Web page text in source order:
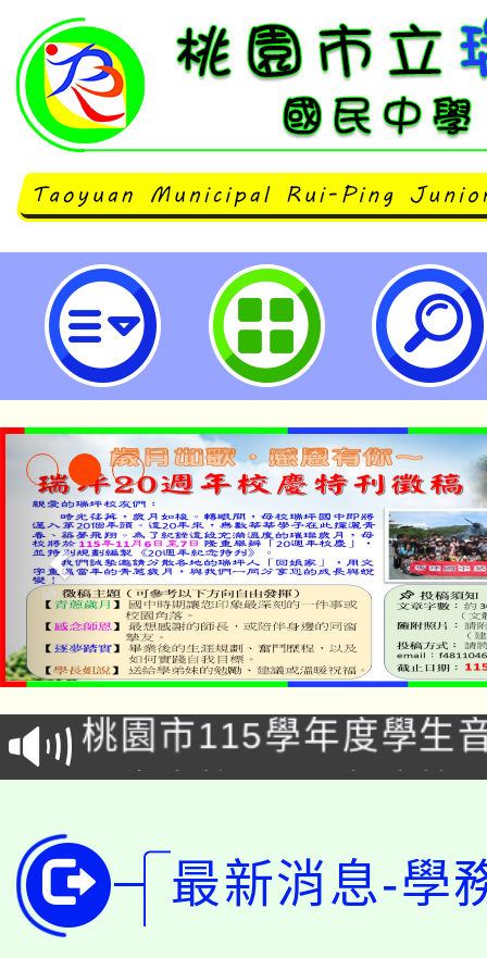
113年交通安全月-桃園市立瑞坪國
公告本校115學年度第
代理(課)教師甄選結果(
「2026金融保險知識
車」活動
桃園市115學年度學生
生本土語及新住民語歌
公告本校115學年度第
代理(課)教師甄選結果(
轉知中國文化大學推廣
轉知苗栗縣政府辦理
最新消息-學